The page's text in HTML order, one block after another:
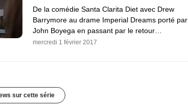
De la comédie Santa Clarita Diet avec Drew
Barrymore au drame Imperial Dreams porté par
John Boyega en passant par le retour…
mercredi 1 février 2017
sur cette série